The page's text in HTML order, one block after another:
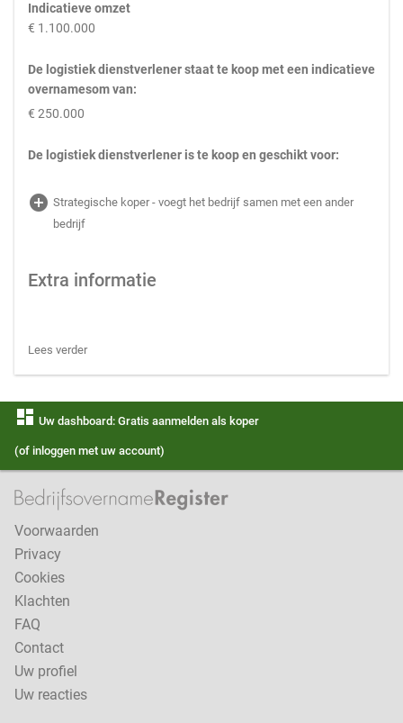
Indicatieve omzet
€ 1.100.000
De logistiek dienstverlener staat te koop met een indicatieve
overnamesom van:
€ 250.000
De logistiek dienstverlener is te koop en geschikt voor:
add_circle Strategische koper - voegt het bedrijf samen met een ander
bedrijf
Extra informatie
Lees verder
dashboard Uw dashboard: Gratis aanmelden als koper
(of inloggen met uw account)
Voorwaarden
Privacy
Cookies
Klachten
FAQ
Contact
Uw profiel
Uw reacties